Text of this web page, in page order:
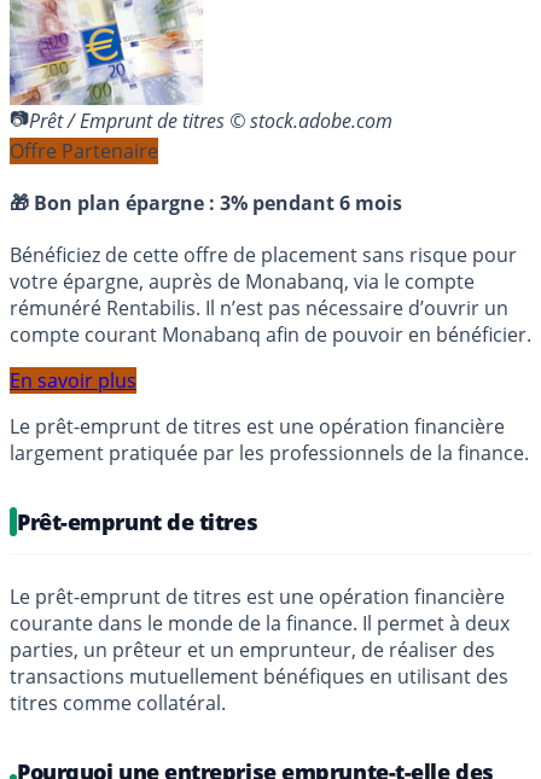
Prêt / Emprunt de titres © stock.adobe.com
Offre Partenaire
🎁 Bon plan épargne : 3% pendant 6 mois
Bénéficiez de cette offre de placement sans risque pour
votre épargne, auprès de Monabanq, via le compte
rémunéré Rentabilis. Il n’est pas nécessaire d’ouvrir un
compte courant Monabanq afin de pouvoir en bénéficier.
En savoir plus
Le prêt-emprunt de titres est une opération financière
largement pratiquée par les professionnels de la finance.
Prêt-emprunt de titres
Le prêt-emprunt de titres est une opération financière
courante dans le monde de la finance. Il permet à deux
parties, un prêteur et un emprunteur, de réaliser des
transactions mutuellement bénéfiques en utilisant des
titres comme collatéral.
Pourquoi une entreprise emprunte-t-elle des